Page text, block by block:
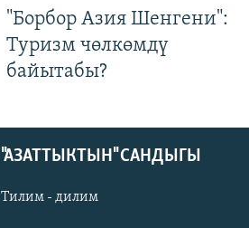
"Борбор Азия Шенгени":
Туризм чөлкөмдү
байытабы?
"АЗАТТЫКТЫН" САНДЫГЫ
Тилим - дилим